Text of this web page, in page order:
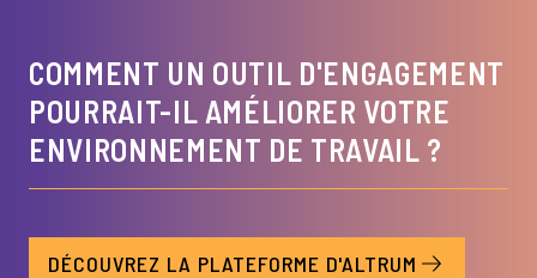
COMMENT UN OUTIL D'ENGAGEMENT
POURRAIT-IL AMÉLIORER VOTRE
ENVIRONNEMENT DE TRAVAIL ?
DÉCOUVREZ LA PLATEFORME D'ALTRUM